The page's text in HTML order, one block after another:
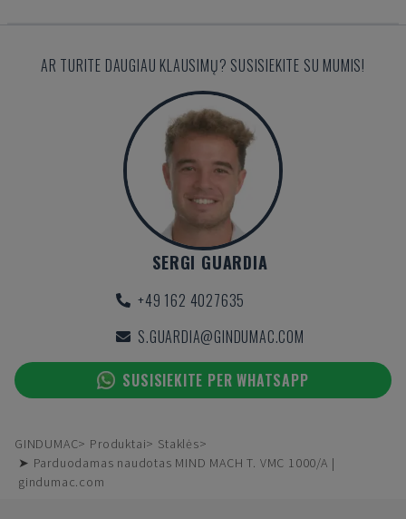
AR TURITE DAUGIAU KLAUSIMŲ? SUSISIEKITE SU MUMIS!
SERGI GUARDIA
+49 162 4027635
S.GUARDIA@GINDUMAC.COM
SUSISIEKITE PER WHATSAPP
GINDUMAC Produktai
Staklės
➤ Parduodamas naudotas MIND MACH T. VMC 1000/A |
gindumac.com